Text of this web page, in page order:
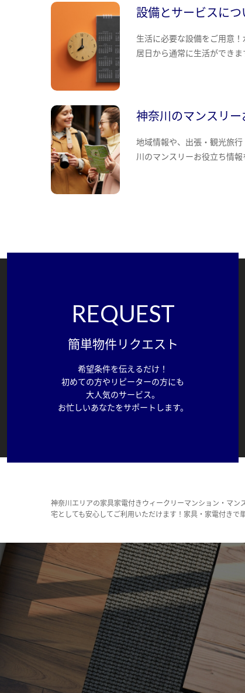
設備とサービスにつ
生活に必要な設備をご用意
居日から通常に生活ができま
神奈川のマンスリ
地域情報や、出張・観光旅
川のマンスリーお役立ち情報
REQUEST
簡単物件リクエスト
希望条件を伝えるだけ！
初めての方やリピーターの方にも
大人気のサービス。
お忙しいあなたをサポートします。
神奈川エリアの家具家電付きウィークリーマンション・マ
宅としても安心してご利用いただけます！家具・家電付きで